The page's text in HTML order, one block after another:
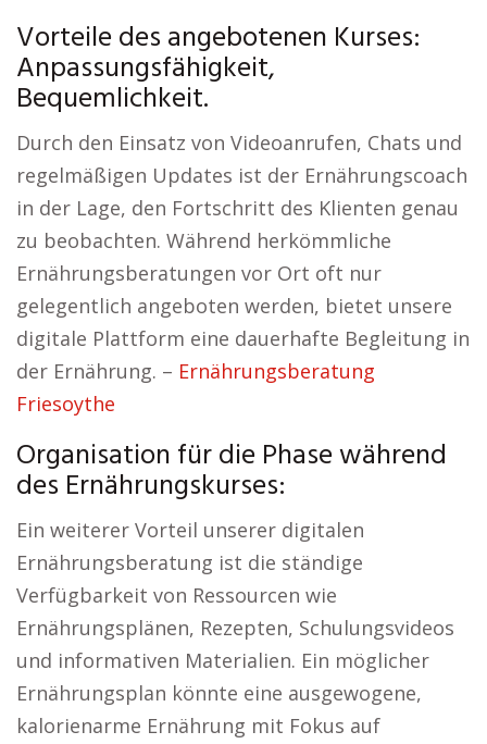
Vorteile des angebotenen Kurses:
Anpassungsfähigkeit,
Bequemlichkeit.
Durch den Einsatz von Videoanrufen, Chats und
regelmäßigen Updates ist der Ernährungscoach
in der Lage, den Fortschritt des Klienten genau
zu beobachten. Während herkömmliche
Ernährungsberatungen vor Ort oft nur
gelegentlich angeboten werden, bietet unsere
digitale Plattform eine dauerhafte Begleitung in
der Ernährung. – Ernährungsberatung
Friesoythe
Organisation für die Phase während
des Ernährungskurses:
Ein weiterer Vorteil unserer digitalen
Ernährungsberatung ist die ständige
Verfügbarkeit von Ressourcen wie
Ernährungsplänen, Rezepten, Schulungsvideos
und informativen Materialien. Ein möglicher
Ernährungsplan könnte eine ausgewogene,
kalorienarme Ernährung mit Fokus auf